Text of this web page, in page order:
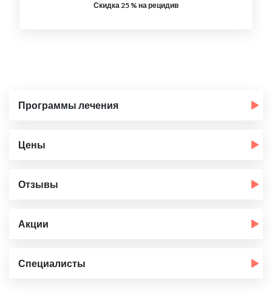
Скидка 25 % на рецидив
Программы лечения
Цены
Отзывы
Акции
Специалисты